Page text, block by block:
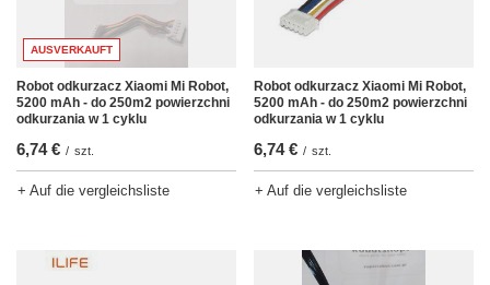
AUSVERKAUFT
Robot odkurzacz Xiaomi Mi Robot,
5200 mAh - do 250m2 powierzchni
odkurzania w 1 cyklu
6,74 € / szt.
+ Auf die vergleichsliste
Robot odkurzacz Xiaomi Mi Robot,
5200 mAh - do 250m2 powierzchni
odkurzania w 1 cyklu
6,74 € / szt.
+ Auf die vergleichsliste